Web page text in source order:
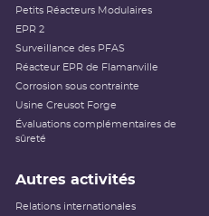
Petits Réacteurs Modulaires
EPR 2
Surveillance des PFAS
Réacteur EPR de Flamanville
Corrosion sous contrainte
Usine Creusot Forge
Évaluations complémentaires de
sûreté
Autres activités
Relations internationales